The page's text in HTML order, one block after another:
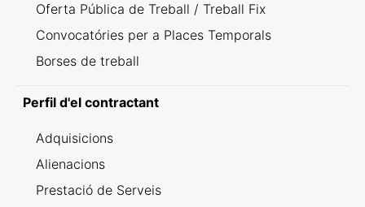
Oferta Pública de Treball / Treball Fix
Convocatóries per a Places Temporals
Borses de treball
Perfil d'el contractant
Adquisicions
Alienacions
Prestació de Serveis